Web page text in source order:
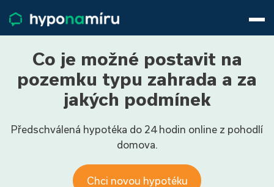
Životní pojištění
Pojištění nemovitosti
Články
O nás
800 688 388
9−16 hod.
Přihlásit
Co je možné postavit na
pozemku typu zahrada a za
jakých podmínek
Předschválená hypotéka do 24 hodin online z pohodlí
domova.
Chci novou hypotéku